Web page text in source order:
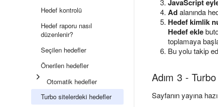
Hedef kontrolü
Hedef raporu nasıl
düzenlenir?
Seçilen hedefler
Önerilen hedefler
Otomatik hedefler
Turbo sitelerdeki hedefler
JavaScript
Adalanında
Hedef kimlik
Hedef ekle
toplamaya
Bu yolu takip
Adım 3 -
Sayfanın yayına